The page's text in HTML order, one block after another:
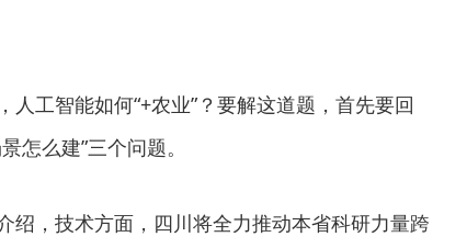
人工智能如何“+农业”？要解这道题，首先要回
怎么建”三个问题。
绍，技术方面，四川将全力推动本省科研力量跨